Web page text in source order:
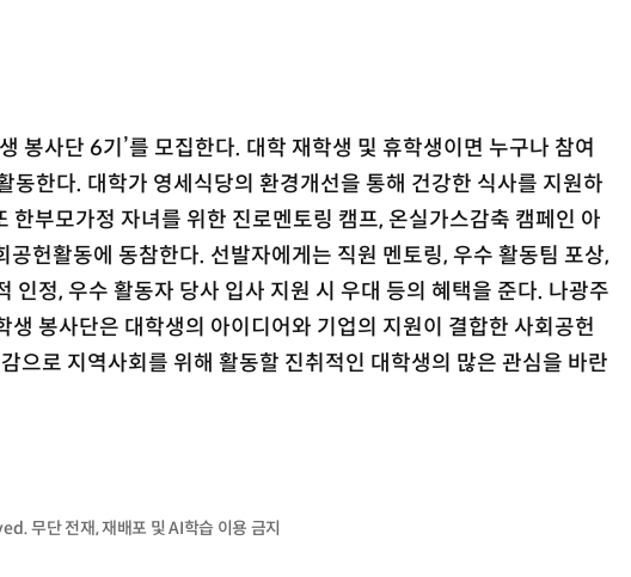
봉사단 6기’를 모집한다. 대학 재학생 및 휴학생이면 누구나 참여
동한다. 대학가 영세식당의 환경개선을 통해 건강한 식사를 지원하
한부모가정 자녀를 위한 진로멘토링 캠프, 온실가스감축 캠페인 아
공헌활동에 동참한다. 선발자에게는 직원 멘토링, 우수 활동팀 포상,
인정, 우수 활동자 당사 입사 지원 시 우대 등의 혜택을 준다. 나광주
생 봉사단은 대학생의 아이디어와 기업의 지원이 결합한 사회공헌
으로 지역사회를 위해 활동할 진취적인 대학생의 많은 관심을 바란
무단 전재, 재배포 및 AI학습 이용 금지